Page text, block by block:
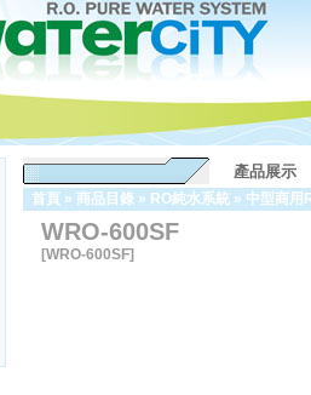
產品展示
首頁 » 商品目錄 » RO純水系統 » 中型商用
WRO-600SF
[WRO-600SF]